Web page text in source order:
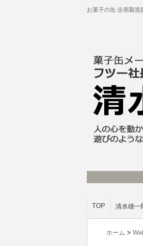
お菓子の缶 企画製
TOP 清水雄一
ホーム >